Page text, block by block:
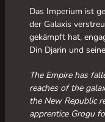
Das Imperium ist
der Galaxis
gekämpft hat,
Din Djarin und
The Empire has
reaches of the
the New Republic
apprentice Grogu